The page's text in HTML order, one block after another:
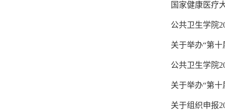
国家健康医疗
公共卫生学院
关于举办“第
公共卫生学院
关于举办“第
关于组织申报